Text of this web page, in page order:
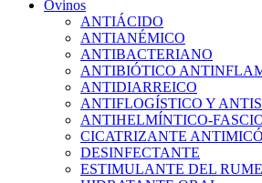
Ovinos
ANTIÁCIDO
ANTIANÉMICO
ANTIBACTERIANO
ANTIBIÓTICO
ANTIDIARREICO
ANTIFLOGÍSTICO Y
ANTIHELMÍNTICO-
CICATRIZANTE
DESINFECTANTE
ESTIMULANTE DEL